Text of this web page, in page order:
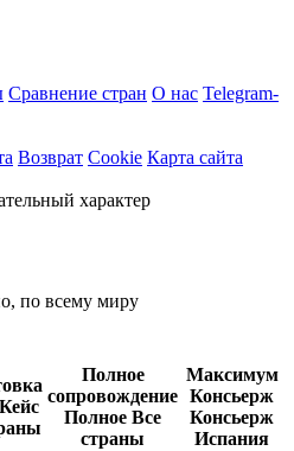
Сравнение стран О нас Telegram-
Возврат Cookie Карта сайта
характер
по всему миру
Кейс
Полное
сопровождение
Полное Все
страны
Максимум
Консьерж
Консьерж
Испания